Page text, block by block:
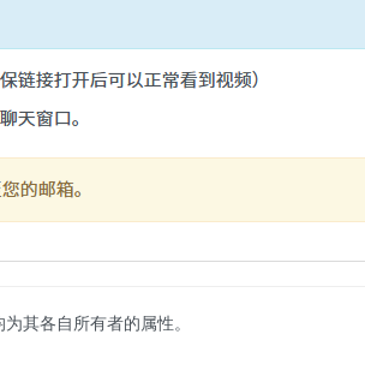
其各自所有者的属性。